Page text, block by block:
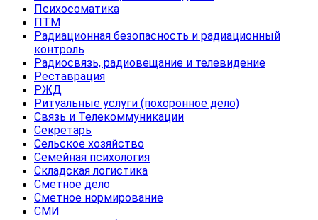
Психосоматика
ПТМ
Радиационная безопасность и радиационный
контроль
Радиосвязь, радиовещание и телевидение
Реставрация
РЖД
Ритуальные услуги (похоронное дело)
Связь и Телекоммуникации
Секретарь
Сельское хозяйство
Семейная психология
Складская логистика
Сметное дело
Сметное нормирование
СМИ